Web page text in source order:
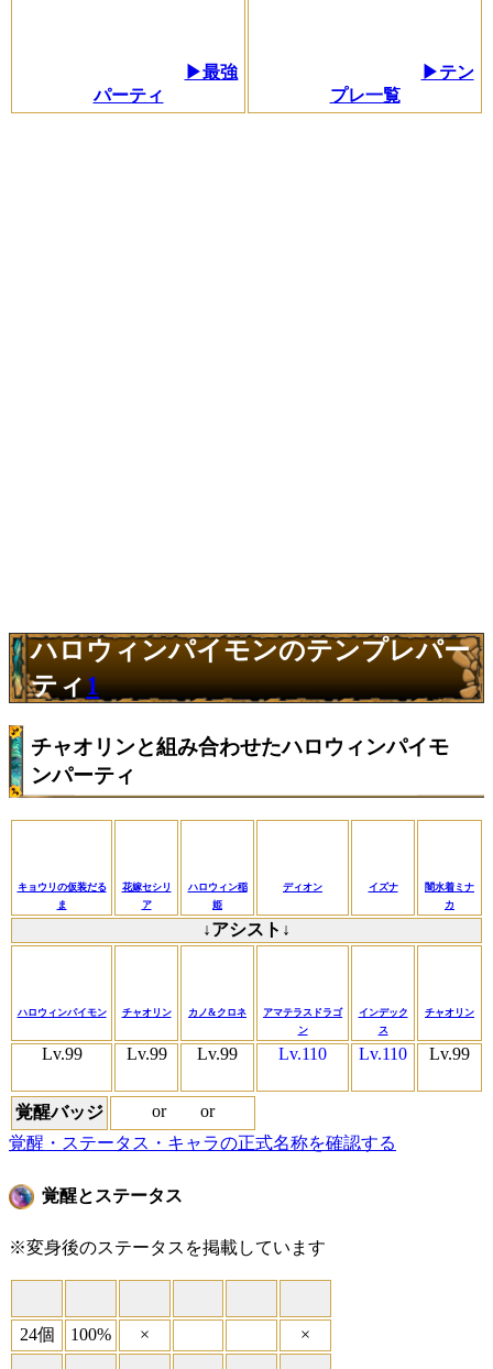
▶最強
パーティ
▶テン
プレ一覧
ハロウィンパイモンのテンプレパー
ティ1
チャオリンと組み合わせたハロウィンパイモ
ンパーティ
キョウリの仮装だる
ま
花嫁セシリ
ア
ハロウィン稲
姫
ディオン イズナ
闇水着ミナ
カ
↓アシスト↓
ハロウィンパイモン チャオリン カノ&クロネ
アマテラスドラゴ
ン
インデック
ス
チャオリン
Lv.99 Lv.99 Lv.99 Lv.110 Lv.110 Lv.99
覚醒バッジ or
or
覚醒・ステータス・キャラの正式名称を確認する
覚醒とステータス
※変身後のステータスを掲載しています
24個 100% × ×